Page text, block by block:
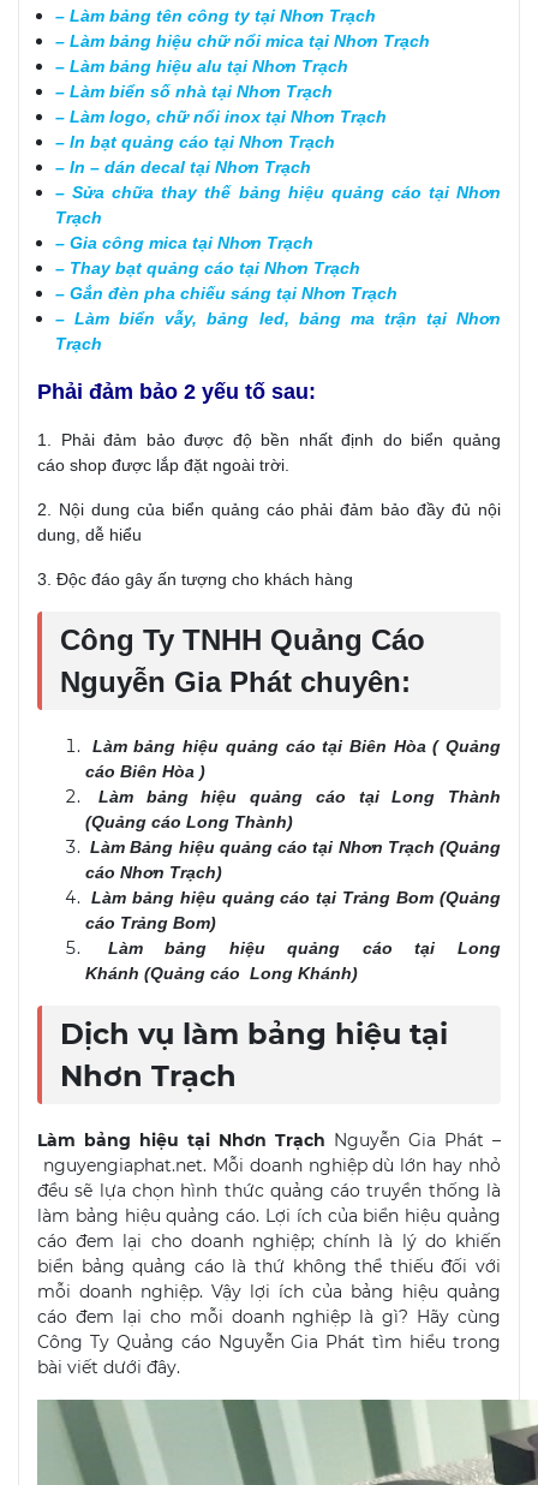
– Làm bảng tên công ty tại Nhơn Trạch
– Làm bảng hiệu chữ nổi mica tại Nhơn Trạch
– Làm bảng hiệu alu tại Nhơn Trạch
– Làm biển số nhà tại Nhơn Trạch
– Làm logo, chữ nổi inox tại Nhơn Trạch
– In bạt quảng cáo tại Nhơn Trạch
– In – dán decal tại Nhơn Trạch
– Sửa chữa thay thế bảng hiệu quảng cáo tại Nhơn
Trạch
– Gia công mica tại Nhơn Trạch
– Thay bạt quảng cáo tại Nhơn Trạch
– Gắn đèn pha chiếu sáng tại Nhơn Trạch
– Làm biển vẫy, bảng led, bảng ma trận tại Nhơn
Trạch
Phải đảm bảo 2 yếu tố sau:
1. Phải đảm bảo được độ bền nhất định do biển quảng
cáo shop được lắp đặt ngoài trời.
2. Nội dung của biển quảng cáo phải đảm bảo đầy đủ nội
dung, dễ hiểu
3. Độc đáo gây ấn tượng cho khách hàng
Công Ty TNHH Quảng Cáo
Nguyễn Gia Phát chuyên:
Làm bảng hiệu quảng cáo tại Biên Hòa ( Quảng
cáo Biên Hòa )
Làm bảng hiệu quảng cáo tại Long Thành
(Quảng cáo Long Thành)
Làm Bảng hiệu quảng cáo tại Nhơn Trạch (Quảng
cáo Nhơn Trạch)
Làm bảng hiệu quảng cáo tại Trảng Bom (Quảng
cáo Trảng Bom)
Làm bảng hiệu quảng cáo tại Long
Khánh (Quảng cáo Long Khánh)
Dịch vụ làm bảng hiệu tại
Nhơn Trạch
Làm bảng hiệu tại Nhơn Trạch Nguyễn Gia Phát –
nguyengiaphat.net. Mỗi doanh nghiệp dù lớn hay nhỏ
đều sẽ lựa chọn hình thức quảng cáo truyền thống là
làm bảng hiệu quảng cáo. Lợi ích của biển hiệu quảng
cáo đem lại cho doanh nghiệp; chính là lý do khiến
biển bảng quảng cáo là thứ không thể thiếu đối với
mỗi doanh nghiệp. Vậy lợi ích của bảng hiệu quảng
cáo đem lại cho mỗi doanh nghiệp là gì? Hãy cùng
Công Ty Quảng cáo Nguyễn Gia Phát tìm hiểu trong
bài viết dưới đây.